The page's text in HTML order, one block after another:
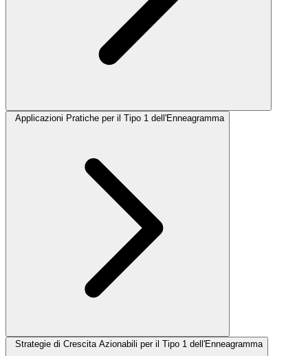
Applicazioni Pratiche per il Tipo 1 dell'Enneagramma
Strategie di Crescita Azionabili per il Tipo 1 dell'Enneagramma